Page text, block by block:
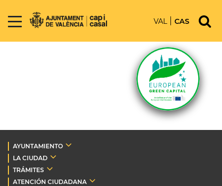
VAL CAS
AYUNTAMIENTO
LA CIUDAD
TRÁMITES
ATENCIÓN CIUDADANA